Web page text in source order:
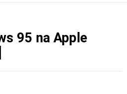
95 na Apple